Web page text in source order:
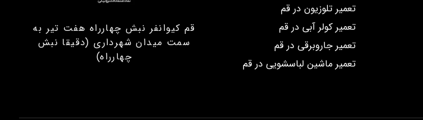
تعمیر تلوزیون در قم
تعمیر کولر آبی در قم
تعمیر جاروبرقی در قم
تعمیر ماشین لباسشویی در قم
قم کیوانفر نبش چهارراه هفت تیر به
سمت میدان شهرداری (دقیقا نبش
چهارراه)